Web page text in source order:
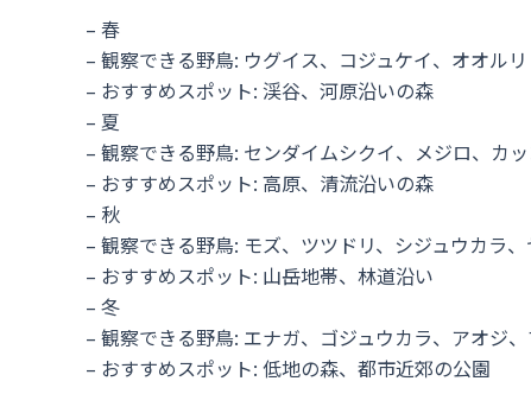
– 春
– 観察できる野鳥: ウグイス、コジュケイ、オオルリ
– おすすめスポット: 渓谷、河原沿いの森
– 夏
– 観察できる野鳥: センダイムシクイ、メジロ、カ
– おすすめスポット: 高原、清流沿いの森
– 秋
– 観察できる野鳥: モズ、ツツドリ、シジュウカラ
– おすすめスポット: 山岳地帯、林道沿い
– 冬
– 観察できる野鳥: エナガ、ゴジュウカラ、アオジ
– おすすめスポット: 低地の森、都市近郊の公園